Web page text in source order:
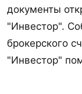
документы
"Инвестор".
брокерского
"Инвестор"